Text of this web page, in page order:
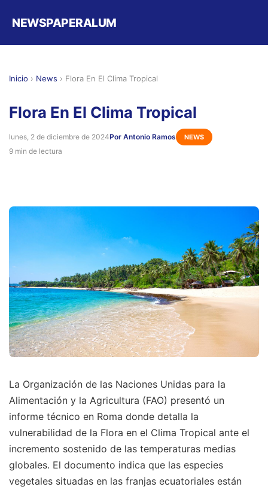
NEWSPAPERALUM
Inicio › News › Flora En El Clima Tropical
Flora En El Clima Tropical
lunes, 2 de diciembre de 2024Por Antonio Ramos NEWS
9 min de lectura
La Organización de las Naciones Unidas para la
Alimentación y la Agricultura (FAO) presentó un
informe técnico en Roma donde detalla la
vulnerabilidad de la Flora en el Clima Tropical ante el
incremento sostenido de las temperaturas medias
globales. El documento indica que las especies
vegetales situadas en las franjas ecuatoriales están